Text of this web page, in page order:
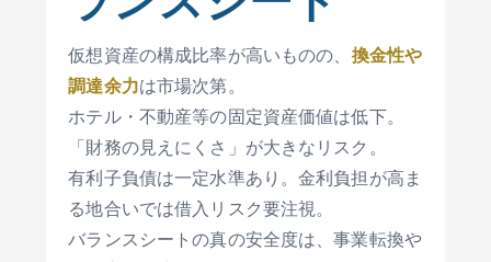
仮想資産の構成比率が高いものの、 換金性や
調達余力は市場次第。
ホテル・不動産等の固定資産価値は低下。
「財務の見えにくさ」が大きなリスク。
有利子負債は一定水準あり。金利負担が高ま
る地合いでは借入リスク要注視。
バランスシートの真の安全度は、事業転換や